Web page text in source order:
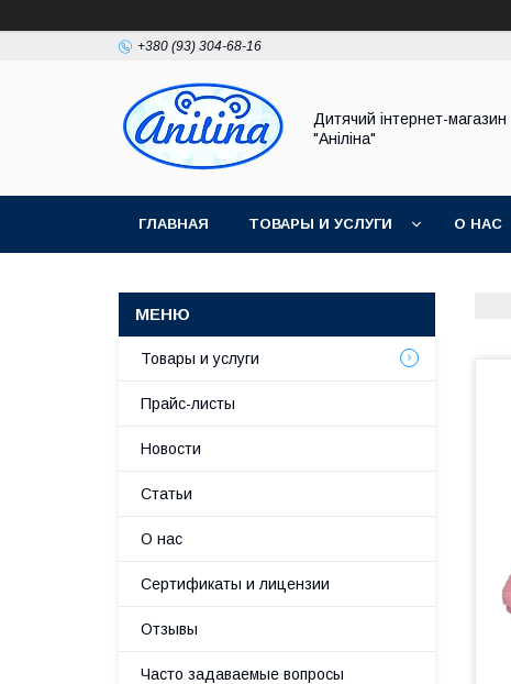
+380 (93) 304-68-16
Дитячий інтернет-магазин
"Аніліна"
ГЛАВНАЯ ТОВАРЫ И УСЛУГИ О НАС
Товары и услуги
Прайс-листы
Новости
Статьи
О нас
Сертификаты и лицензии
Отзывы
Часто задаваемые вопросы